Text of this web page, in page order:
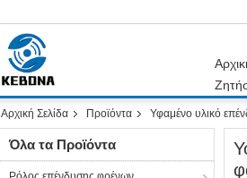
Αρχική Σελίδα Προϊόντα Υφαμένο υλικό
Όλα τα Προϊόντα